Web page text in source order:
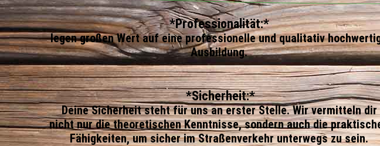
*Professionalität:*
legen großen Wert auf eine professionelle und qualitativ
Ausbildung.
⁠*Sicherheit:*
Deine Sicherheit steht für uns an erster Stelle. Wir vermitteln dir
nicht nur die theoretischen Kenntnisse, sondern auch die
Fähigkeiten, um sicher im Straßenverkehr unterwegs zu sein.